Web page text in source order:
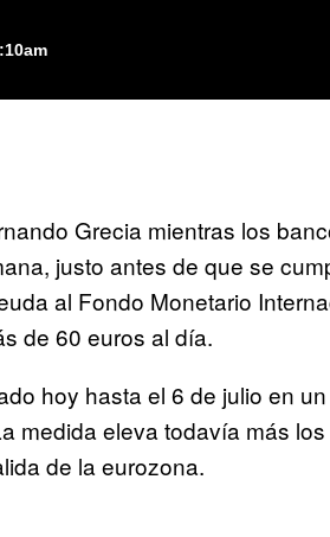
Grecia mientras los
justo antes de que se
al Fondo Monetario
de 60 euros al día.
hoy hasta el 6 de julio en
medida eleva todavía más
de la eurozona.